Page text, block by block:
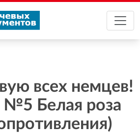
всех немцев!
№5 Белая роза